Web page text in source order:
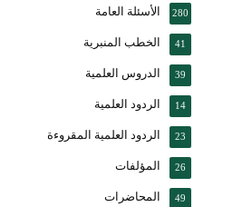
الأسئلة العامة 280
الخطب المنبرية 41
الدروس العلمية 39
الردود العلمية 14
الردود العلمية المقروءة 23
المؤلفات 26
المحاضرات 49